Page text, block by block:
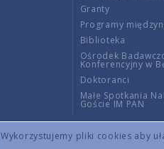
Wykorzystujemy pliki cookies aby
Granty
Programy
Biblioteka
Ośrodek
Konferencyjny w
Doktoranci
Małe Spotkania
Goście IM PAN